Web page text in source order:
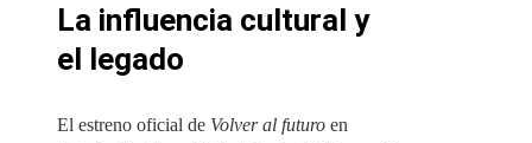
La influencia cultural y
el legado
El estreno oficial de Volver al futuro en